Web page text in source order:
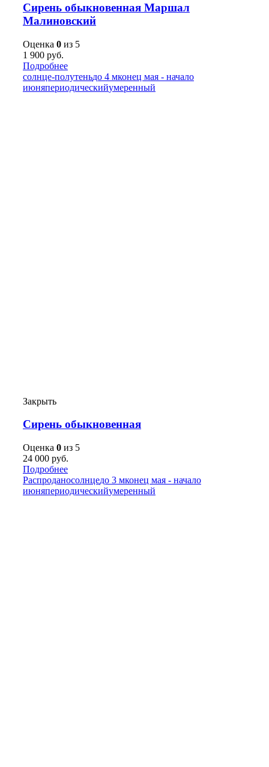
Сирень обыкновенная Маршал
Малиновский
Оценка 0 из 5
1 900 руб.
Подробнее
солнце-полутеньдо 4 мконец мая - начало
июняпериодическийумеренный
Закрыть
Сирень обыкновенная
Оценка 0 из 5
24 000 руб.
Подробнее
Распроданосолнцедо 3 мконец мая - начало
июняпериодическийумеренный